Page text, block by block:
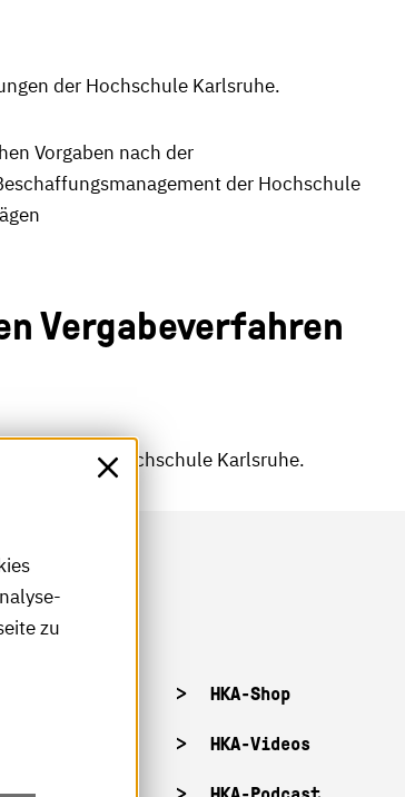
der Hochschule Karlsruhe.
Vorgaben nach der
der Hochschule
Vergabeverfahren
der Hochschule Karlsruhe.
HKA-Shop
HKA-Videos
zu